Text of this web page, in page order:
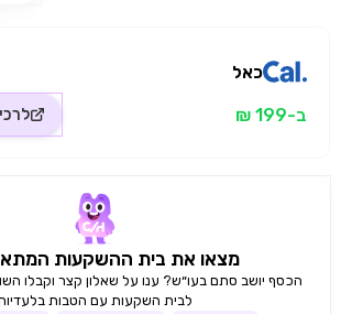
כאל
ב-199 ₪
מצאו את בית ההשקעות
הכסף יושב סתם בעו״ש? ענו על שאלון קצר וקבלו
לבית השקעות עם הטבות